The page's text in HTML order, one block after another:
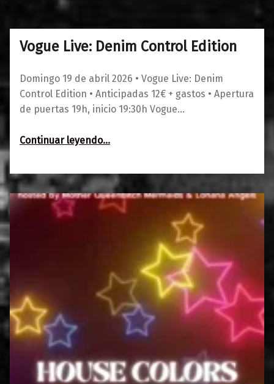
Vogue Live: Denim Control Edition
Domingo 19 de abril 2026 • Vogue Live: Denim
Control Edition • Anticipadas 12€ + gastos • Apertura
de puertas 19h, inicio 19:30h Vogue…
Continuar leyendo…
01/03/2026
0Maravillas